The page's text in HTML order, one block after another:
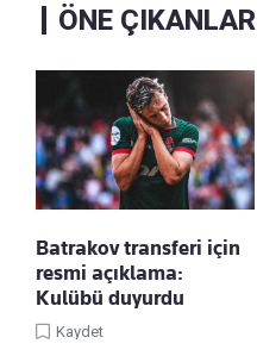
ÖNE ÇIKANLAR
Batrakov transferi için
resmi açıklama:
Kulübü duyurdu
Kaydet